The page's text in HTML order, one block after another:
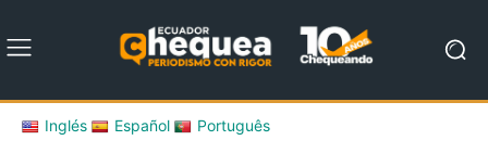
Inglés Español Português